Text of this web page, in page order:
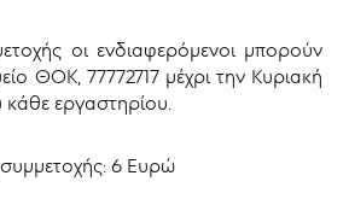
οι ενδιαφερόμενοι μπορούν
ΘΟΚ, 77772717 μέχρι την Κυριακή
κάθε εργαστηρίου.
6 Ευρώ